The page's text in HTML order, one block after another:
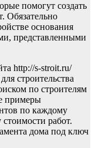
помогут создать
Обязательно
основания
представленными
http://s-stroit.ru/
строительства
по строителям
примеры
по каждому
работ.
дома под ключ